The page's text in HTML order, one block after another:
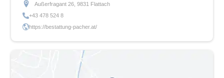
Außerfragant 26, 9831 Flattach
+43 478 524 8
https://bestattung-pacher.at/